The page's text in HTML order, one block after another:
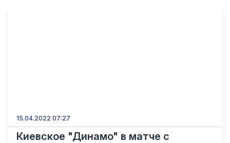
15.04.2022 07:27
Киевское "Динамо" в матче с